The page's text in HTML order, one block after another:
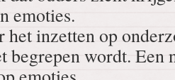
emoties.
het inzetten op
begrepen wordt. Een